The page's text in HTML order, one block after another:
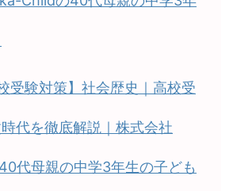
受験対策】社会歴史｜高校受
代を徹底解説｜株式会社
代母親の中学3年生の子ども